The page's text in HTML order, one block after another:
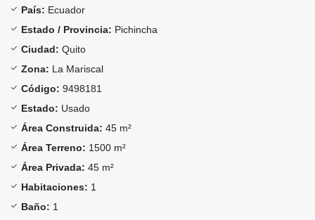
País: Ecuador
Estado / Provincia: Pichincha
Ciudad: Quito
Zona: La Mariscal
Código: 9498181
Estado: Usado
Área Construida: 45 m²
Área Terreno: 1500 m²
Área Privada: 45 m²
Habitaciones: 1
Baño: 1